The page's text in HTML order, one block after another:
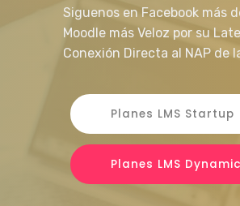
Siguenos en Facebook más
Moodle más Veloz por su
Conexión Directa al NAP de
Planes LMS Startup
Planes LMS Dynamic